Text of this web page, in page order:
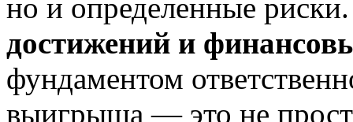
но и определенные
достижений и
фундаментом
выигрыша — это не